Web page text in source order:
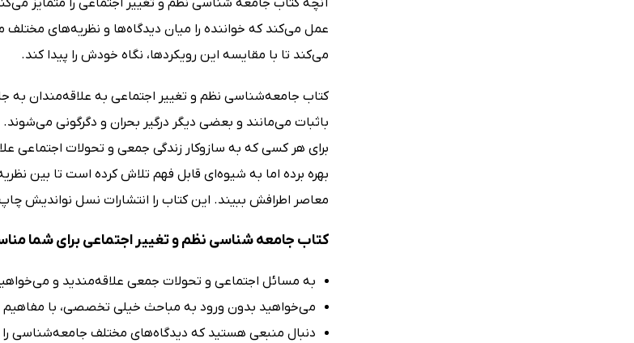
عمل می‌کند که خواننده را میان دیدگاه‌ها و نظریه‌های مختلف
می‌کند تا با مقایسه این رویکردها، نگاه خودش را پیدا کند.
کتاب جامعه‌شناسی نظم و تغییر اجتماعی به علاقه‌مندان
باثبات می‌مانند و بعضی دیگر درگیر بحران و دگرگونی
برای هر کسی که به سازوکار زندگی جمعی و تحولات اجتماعی
بهره برده اما به شیوه‌ای قابل فهم تلاش کرده است تا بین
معاصر اطرافش ببیند. این کتاب را انتشارات نسل نواندیش
کتاب جامعه شناسی نظم و تغییر اجتماعی برای شما
به مسائل اجتماعی و تحولات جمعی علاقه‌مندید و
می‌خواهید بدون ورود به مباحث خیلی تخصصی، با مفاهیم
دنبال منبعی هستید که دیدگاه‌های مختلف جامعه‌شناسی را